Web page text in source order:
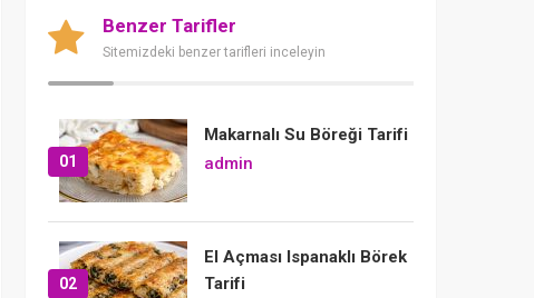
Benzer Tarifler
Sitemizdeki benzer tarifleri inceleyin
01
Makarnalı Su Böreği Tarifi
admin
02
El Açması Ispanaklı Börek
Tarifi